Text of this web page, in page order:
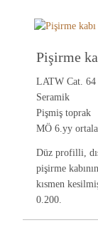
Pişirme
LATW Cat. 64
Seramik
Pişmiş toprak
MÖ 6.yy
Düz profilli,
pişirme
kısmen
0.200.